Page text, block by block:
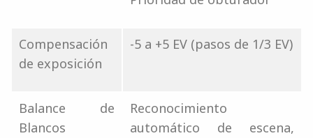
Compensación
de exposición
-5 a +5 EV (pasos de 1/3 EV)
Balance de
Blancos
Reconocimiento
automático de escena,